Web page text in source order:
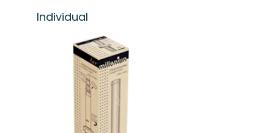
Individual